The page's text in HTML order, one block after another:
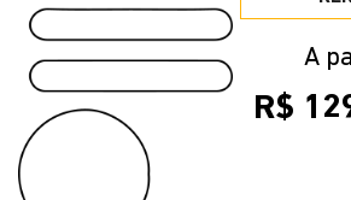
A
R$